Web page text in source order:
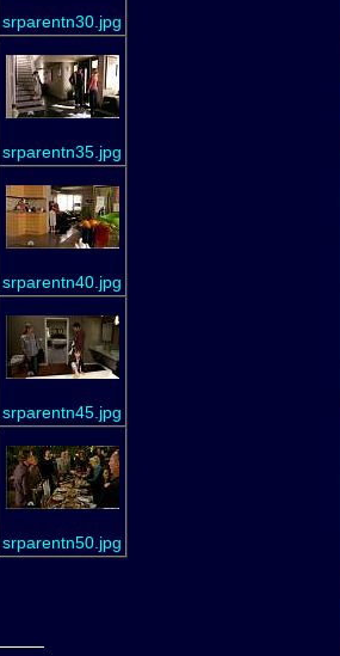
srparentn30.jpg
srparentn35.jpg
srparentn40.jpg
srparentn45.jpg
srparentn50.jpg